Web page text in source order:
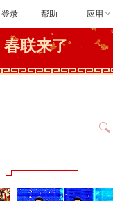
帮助 应用
登录
春联来了